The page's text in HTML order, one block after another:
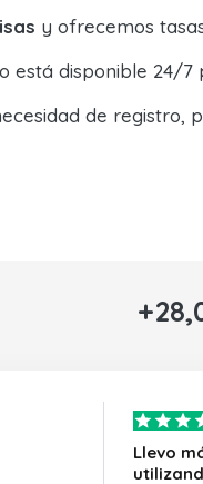
y ofrecemos
está disponible 24/
de registro,
Llevo